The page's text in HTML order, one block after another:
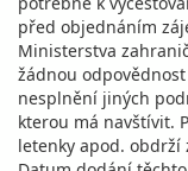
před objednáním
Ministerstva
žádnou
nesplnění jiných
kterou má navštívit.
letenky apod. obdrží